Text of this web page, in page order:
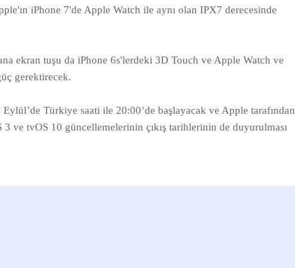
iPhone 7'de Apple Watch ile aynı olan IPX7 derecesinde
ekran tuşu da iPhone 6s'lerdeki 3D Touch ve Apple Watch ve
gerektirecek.
Eylül’de Türkiye saati ile 20:00’de başlayacak ve Apple tarafından
ve tvOS 10 güncellemelerinin çıkış tarihlerinin de duyurulması